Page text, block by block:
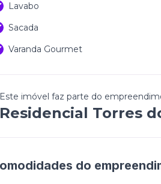
Lavabo
Sacada
Varanda Gourmet
Este imóvel faz parte do
Residencial Torres
do